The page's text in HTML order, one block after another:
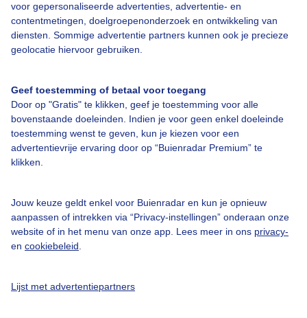
voor gepersonaliseerde advertenties, advertentie- en
contentmetingen, doelgroepenonderzoek en ontwikkeling van
diensten. Sommige advertentie partners kunnen ook je precieze
geolocatie hiervoor gebruiken.
Geef toestemming of betaal voor toegang
Door op "Gratis" te klikken, geef je toestemming voor alle
bovenstaande doeleinden. Indien je voor geen enkel doeleinde
toestemming wenst te geven, kun je kiezen voor een
advertentievrije ervaring door op “Buienradar Premium” te
klikken.
Jouw keuze geldt enkel voor Buienradar en kun je opnieuw
aanpassen of intrekken via “Privacy-instellingen” onderaan onze
website of in het menu van onze app. Lees meer in ons privacy-
en cookiebeleid
Lijst met advertentiepartners
Over Buienradar
Bedrijfsgegevens
Contact
Toegankelijkheid
Gebruikersvoorwaarden
Adverteren
Privacy beleid
Cookie beleid